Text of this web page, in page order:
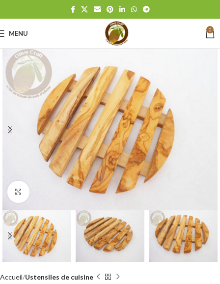
MENU 0
Click to enlarge
Accueil Ustensiles de cuisine